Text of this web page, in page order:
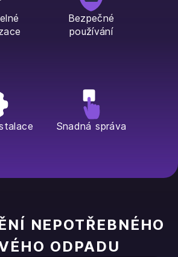
Bezpečné
používání
Snadná správa
NEPOTŘEBNÉHO
ODPADU